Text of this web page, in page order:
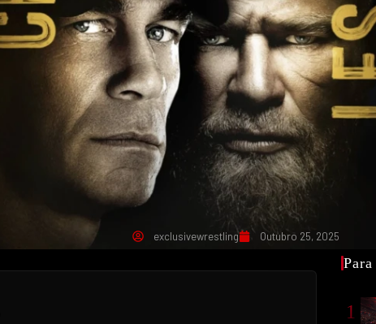
exclusivewrestling Outubro 25, 2025
1